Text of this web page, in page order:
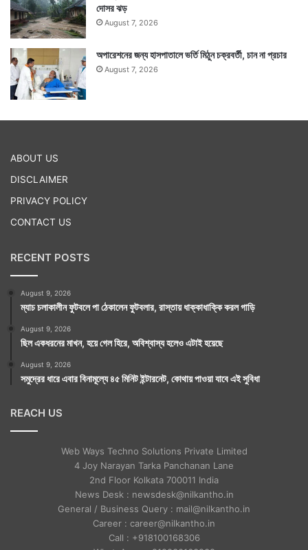
দোসর ঝড়
August 7, 2026
অপারেশনের জন্য হাসপাতালে ভর্তি মিঠুন চক্রবর্তী, চান না প্রচার
August 7, 2026
ABOUT US
DISCLAIMER
PRIVACY POLICY
CONTACT US
RECENT POSTS
August 9, 2026
ম্যাচ চলাকালীন ফুটবলে পা ঠেকালেন ফুটবলার, রাস্তায় ধাক্কাধাক্কি করল গাড়ি
August 9, 2026
ছিল একধরনের মাখন, হয়ে গেল হিরে, অবিশ্বাস্য হলেও এটাই হয়েছে
August 9, 2026
সমুদ্রের ধারে এবার বিনামূল্যে ৪৫ মিনিট ইন্টারনেট, কোথায় পাওয়া যাবে এই সুবিধা
REACH US
Web Ways Techno Solutions Private Limited
4 Joy Narayan Tarka Panchanan Lane
2nd Floor Kolkata 700011 India
News Desk : newsdesk@nilkantho.in
General / Business Query : mail@nilkantho.in
Career : career@nilkantho.in
Call : +918100168306